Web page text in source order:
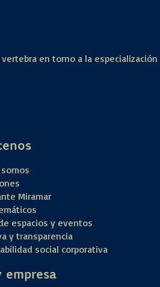
en torno a la
Miramar
espacios y eventos
y transparencia
social corporativa
empresa